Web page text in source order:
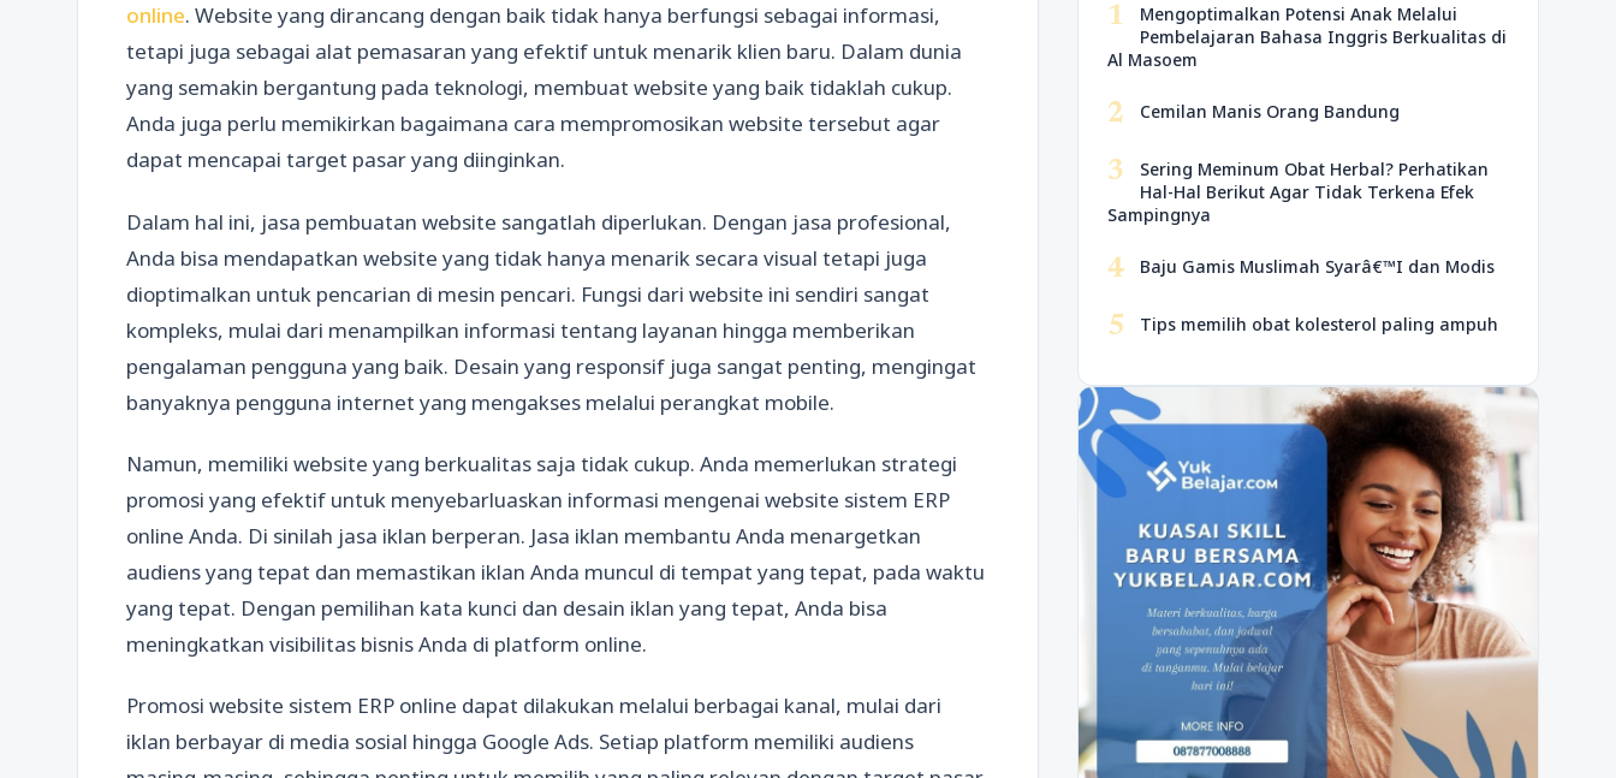
online. Website yang dirancang dengan baik tidak hanya berfungsi sebagai informasi,
tetapi juga sebagai alat pemasaran yang efektif untuk menarik klien baru. Dalam dunia
yang semakin bergantung pada teknologi, membuat website yang baik tidaklah cukup.
Anda juga perlu memikirkan bagaimana cara mempromosikan website tersebut agar
dapat mencapai target pasar yang diinginkan.
Dalam hal ini, jasa pembuatan website sangatlah diperlukan. Dengan jasa profesional,
Anda bisa mendapatkan website yang tidak hanya menarik secara visual tetapi juga
dioptimalkan untuk pencarian di mesin pencari. Fungsi dari website ini sendiri sangat
kompleks, mulai dari menampilkan informasi tentang layanan hingga memberikan
pengalaman pengguna yang baik. Desain yang responsif juga sangat penting, mengingat
banyaknya pengguna internet yang mengakses melalui perangkat mobile.
Namun, memiliki website yang berkualitas saja tidak cukup. Anda memerlukan strategi
promosi yang efektif untuk menyebarluaskan informasi mengenai website sistem ERP
online Anda. Di sinilah jasa iklan berperan. Jasa iklan membantu Anda menargetkan
audiens yang tepat dan memastikan iklan Anda muncul di tempat yang tepat, pada waktu
yang tepat. Dengan pemilihan kata kunci dan desain iklan yang tepat, Anda bisa
meningkatkan visibilitas bisnis Anda di platform online.
Promosi website sistem ERP online dapat dilakukan melalui berbagai kanal, mulai dari
iklan berbayar di media sosial hingga Google Ads. Setiap platform memiliki audiens
1
Mengoptimalkan Potensi Anak Melalui
Pembelajaran Bahasa Inggris Berkualitas di
Al Masoem
2 Cemilan Manis Orang Bandung
3
Sering Meminum Obat Herbal? Perhatikan
Hal-Hal Berikut Agar Tidak Terkena Efek
Sampingnya
4 Baju Gamis Muslimah Syarâ€™I dan Modis
5 Tips memilih obat kolesterol paling ampuh